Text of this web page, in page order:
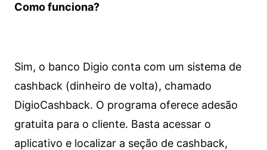
Como funciona?
Sim, o banco Digio conta com um sistema de
cashback (dinheiro de volta), chamado
DigioCashback. O programa oferece adesão
gratuita para o cliente. Basta acessar o
aplicativo e localizar a seção de cashback,